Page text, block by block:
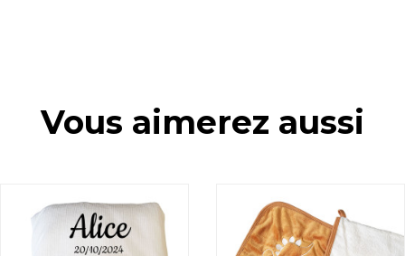
Vous aimerez aussi